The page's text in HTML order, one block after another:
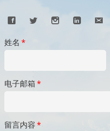
姓名 *
电子邮箱*
留言内容*